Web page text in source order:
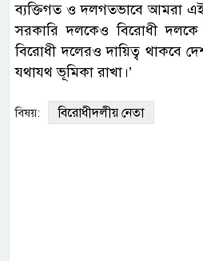
ব্যক্তিগত ও দলগতভাবে আমরা
সরকারি দলকেও বিরোধী
বিরোধী দলেরও দায়িত্ব থাকবে
যথাযথ ভূমিকা রাখা।’
বিষয়: বিরোধীদলীয় নেতা